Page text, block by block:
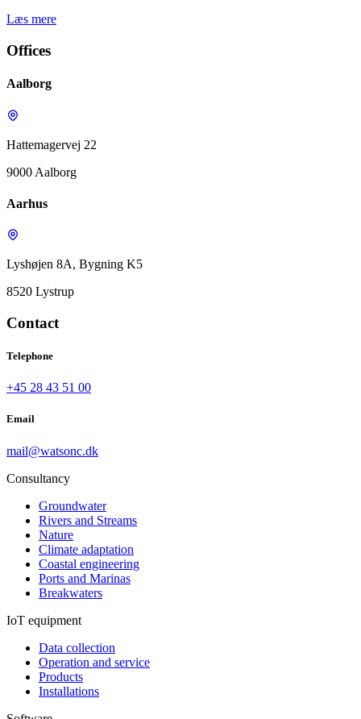
Læs mere
Offices
Aalborg
Hattemagervej 22
9000 Aalborg
Aarhus
Lyshøjen 8A, Bygning K5
8520 Lystrup
Contact
Telephone
+45 28 43 51 00
Email
mail@watsonc.dk
Consultancy
Groundwater
Rivers and Streams
Nature
Climate adaptation
Coastal engineering
Ports and Marinas
Breakwaters
IoT equipment
Data collection
Operation and service
Products
Installations